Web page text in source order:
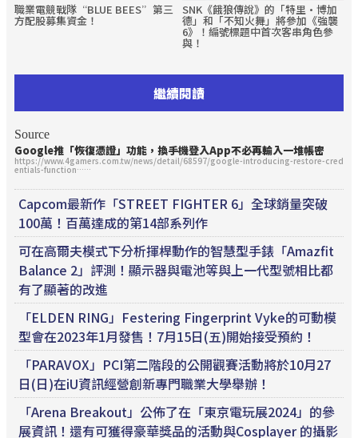
職業電競戰隊“BLUE BEES”第三
方配股募集資金！
SNK《餓狼傳說》的「特里·博加
德」和「不知火舞」將參加《強襲
6》！編號標題中首次客串角色參
與！
繼續閱讀
Source
Google推「恢復憑證」功能，換手機登入App不必再輸入一堆帳密
https://www.4gamers.com.tw/news/detail/68597/google-introducing-restore-cred
entials-function……
Capcom最新作「STREET FIGHTER 6」全球銷量突破
100萬！百萬達成的第14部系列作
可在高爾夫模式下分析揮桿動作的智慧型手錶「Amazfit
Balance 2」評測！顯示器與電池等與上一代型號相比都
有了顯著的改進
「ELDEN RING」Festering Fingerprint Vyke的可動模
型會在2023年1月發售！7月15日(五)開始接受預約！
「PARAVOX」PCI第二階段的公開觀賽活動將於10月27
日(日)在iU資訊經營創新專門職業大學舉辦！
「Arena Breakout」公佈了在「東京電玩展2024」的參
展資訊！還有可獲得豪華獎品的活動與Cosplayer 的攝影